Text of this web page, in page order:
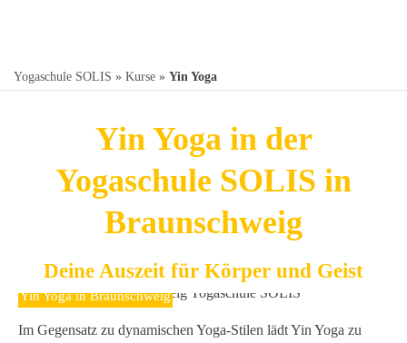
Yogaschule SOLIS » Kurse » Yin Yoga
Yin Yoga in der
Yogaschule SOLIS in
Braunschweig
Deine Auszeit für Körper und Geist
Yin Yoga in Braunschweig
Im Gegensatz zu dynamischen Yoga-Stilen lädt Yin Yoga zu